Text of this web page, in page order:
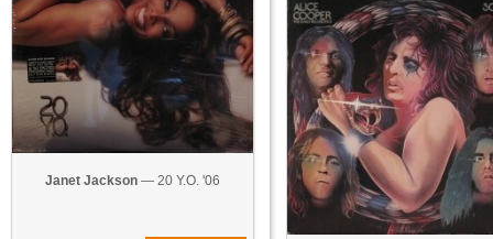
Janet Jackson — 20 Y.O. '06